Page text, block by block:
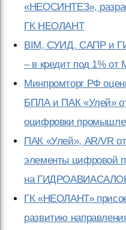
«НЕОСИНТЕЗ»,
ГК НЕОЛАНТ
BIM, СУИД, САПР и
– в кредит под 1% от
Минпромторг РФ
БПЛА и ПАК «Улей»
оцифровки
ПАК «Улей», AR/VR
элементы цифровой
на
ГК «НЕОЛАНТ»
развитию